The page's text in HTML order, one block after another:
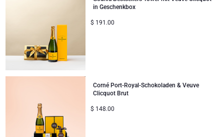
Neue Baby-Geschenke
Geschenke für Kinder
Weihnachtsgeschenke
in Geschenkbox
$ 191.00
Corné Port-Royal-Schokoladen & Veuve
Clicquot Brut
$ 148.00